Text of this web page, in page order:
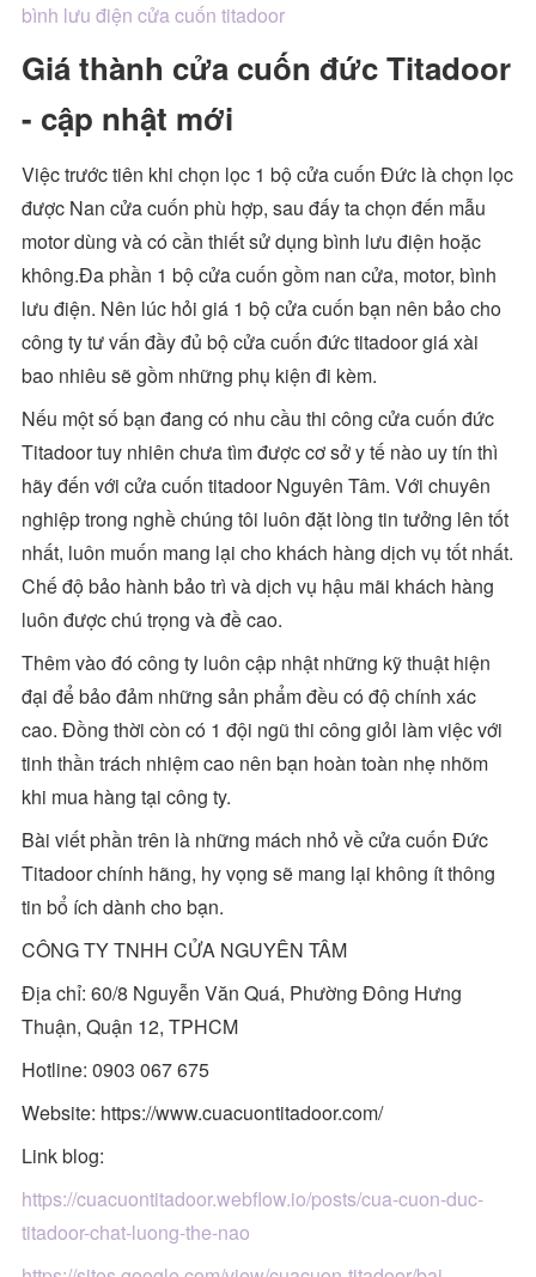
bình lưu điện cửa cuốn titadoor
Giá thành cửa cuốn đức Titadoor
- cập nhật mới
Việc trước tiên khi chọn lọc 1 bộ cửa cuốn Đức là chọn lọc
được Nan cửa cuốn phù hợp, sau đấy ta chọn đến mẫu
motor dùng và có cần thiết sử dụng bình lưu điện hoặc
không.Đa phần 1 bộ cửa cuốn gồm nan cửa, motor, bình
lưu điện. Nên lúc hỏi giá 1 bộ cửa cuốn bạn nên bảo cho
công ty tư vấn đầy đủ bộ cửa cuốn đức titadoor giá xài
bao nhiêu sẽ gồm những phụ kiện đi kèm.
Nếu một số bạn đang có nhu cầu thi công cửa cuốn đức
Titadoor tuy nhiên chưa tìm được cơ sở y tế nào uy tín thì
hãy đến với cửa cuốn titadoor Nguyên Tâm. Với chuyên
nghiệp trong nghề chúng tôi luôn đặt lòng tin tưởng lên tốt
nhất, luôn muốn mang lại cho khách hàng dịch vụ tốt nhất.
Chế độ bảo hành bảo trì và dịch vụ hậu mãi khách hàng
luôn được chú trọng và đề cao.
Thêm vào đó công ty luôn cập nhật những kỹ thuật hiện
đại để bảo đảm những sản phẩm đều có độ chính xác
cao. Đồng thời còn có 1 đội ngũ thi công giỏi làm việc với
tinh thần trách nhiệm cao nên bạn hoàn toàn nhẹ nhõm
khi mua hàng tại công ty.
Bài viết phần trên là những mách nhỏ về cửa cuốn Đức
Titadoor chính hãng, hy vọng sẽ mang lại không ít thông
tin bổ ích dành cho bạn.
CÔNG TY TNHH CỬA NGUYÊN TÂM
Địa chỉ: 60/8 Nguyễn Văn Quá, Phường Đông Hưng
Thuận, Quận 12, TPHCM
Hotline: 0903 067 675
Website: https://www.cuacuontitadoor.com/
Link blog:
https://cuacuontitadoor.webflow.io/posts/cua-cuon-duc-
titadoor-chat-luong-the-nao